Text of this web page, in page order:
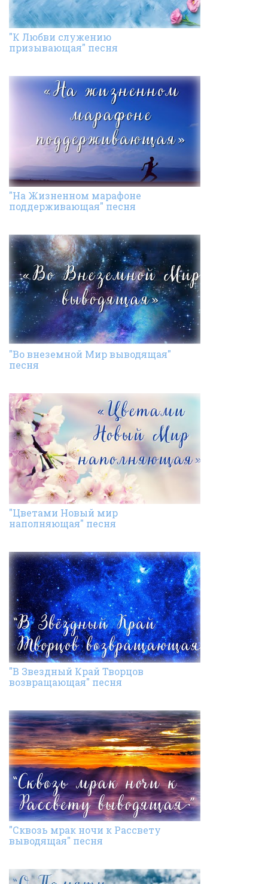
"К Любви служению
призывающая" песня
"На Жизненном марафоне
поддерживающая" песня
"Во внеземной Мир выводящая"
песня
"Цветами Новый мир
наполняющая" песня
"В Звездный Край Творцов
возвращающая" песня
"Сквозь мрак ночи к Рассвету
выводящая" песня